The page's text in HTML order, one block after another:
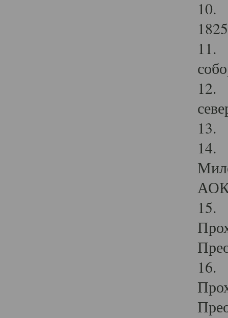
10.
11.
12.
13.
14.
15.
16.